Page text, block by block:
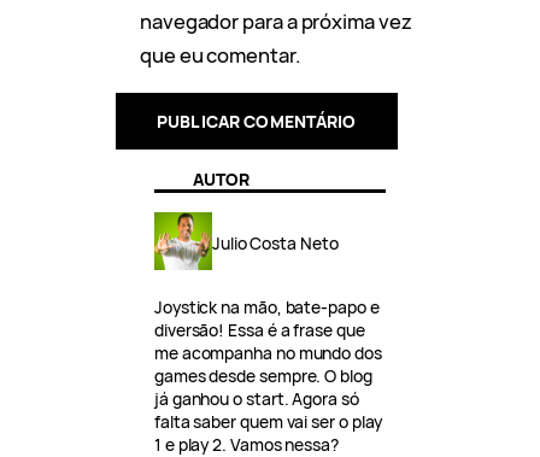
navegador para a próxima vez
que eu comentar.
AUTOR
Julio Costa Neto
Joystick na mão, bate-papo e
diversão! Essa é a frase que
me acompanha no mundo dos
games desde sempre. O blog
já ganhou o start. Agora só
falta saber quem vai ser o play
1 e play 2. Vamos nessa?